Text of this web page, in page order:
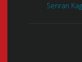
Senran